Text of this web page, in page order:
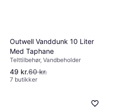
Outwell Vanddunk 10 Liter
Med Taphane
Telttilbehør, Vandbeholder
49 kr.60 kr.
7 butikker